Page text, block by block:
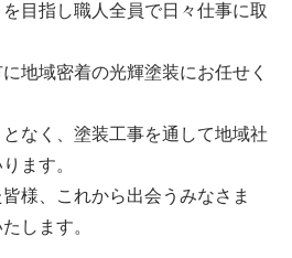
目指し職人全員で日々仕事に取
地域密着の光輝塗装にお任せく
なく、塗装工事を通して地域社
ます。
様、これから出会うみなさま
します。